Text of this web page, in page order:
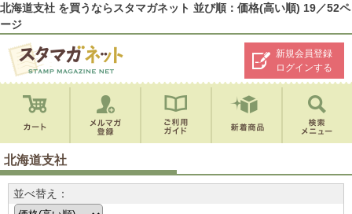
北海道支社 を買うならスタマガネット 並び順：価格(高い順) 19／52ペ
ージ
新規会員登録
ログインする
北海道支社
並べ替え：